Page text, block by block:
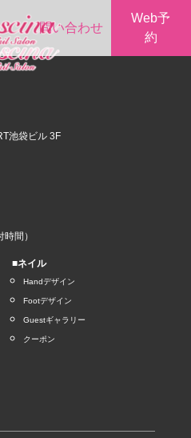
問い合わせ
Web予
約
池袋ビル 3F
間）
■ネイル
Handデザイン
Footデザイン
Guestギャラリー
クーポン